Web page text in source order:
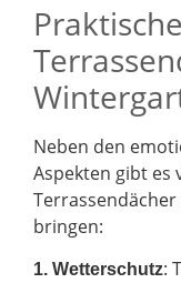
Neben den
Aspekten gibt es
bringen:
1. Wetterschutz: